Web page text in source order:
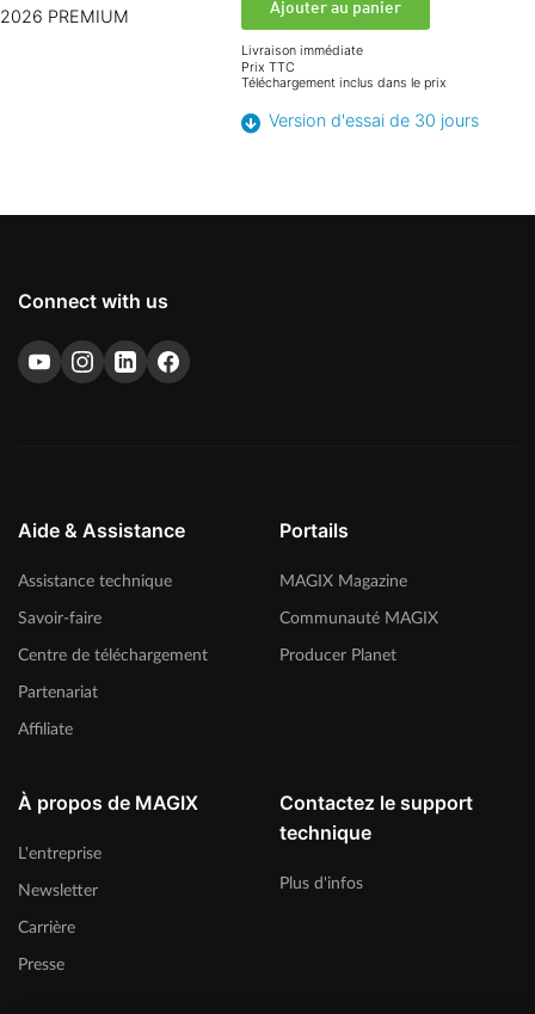
Ajouter au panier
Livraison immédiate
Prix TTC
Téléchargement inclus dans le prix
Version d'essai de 30 jours
Connect with us
Aide & Assistance
Assistance technique
Savoir-faire
Centre de téléchargement
Partenariat
Affiliate
Portails
MAGIX Magazine
Communauté MAGIX
Producer Planet
À propos de MAGIX
L'entreprise
Newsletter
Carrière
Presse
Contactez le support
technique
Plus d'infos